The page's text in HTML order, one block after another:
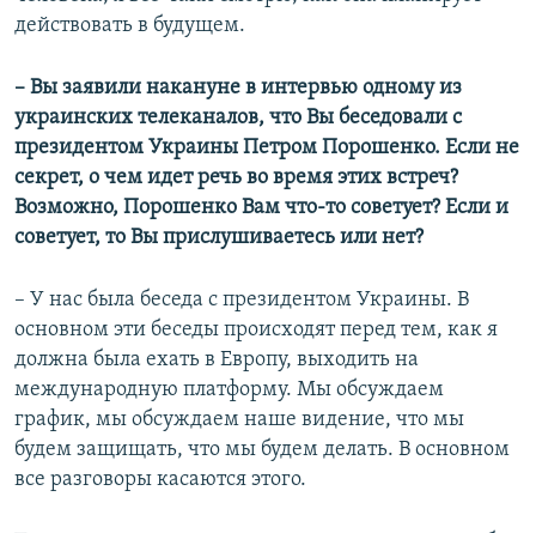
действовать в будущем.
– Вы заявили накануне в интервью одному из
украинских телеканалов, что Вы беседовали с
президентом Украины Петром Порошенко. Если не
секрет, о чем идет речь во время этих встреч?
Возможно, Порошенко Вам что-то советует? Если и
советует, то Вы прислушиваетесь или нет?
– У нас была беседа с президентом Украины. В
основном эти беседы происходят перед тем, как я
должна была ехать в Европу, выходить на
международную платформу. Мы обсуждаем
график, мы обсуждаем наше видение, что мы
будем защищать, что мы будем делать. В основном
все разговоры касаются этого.